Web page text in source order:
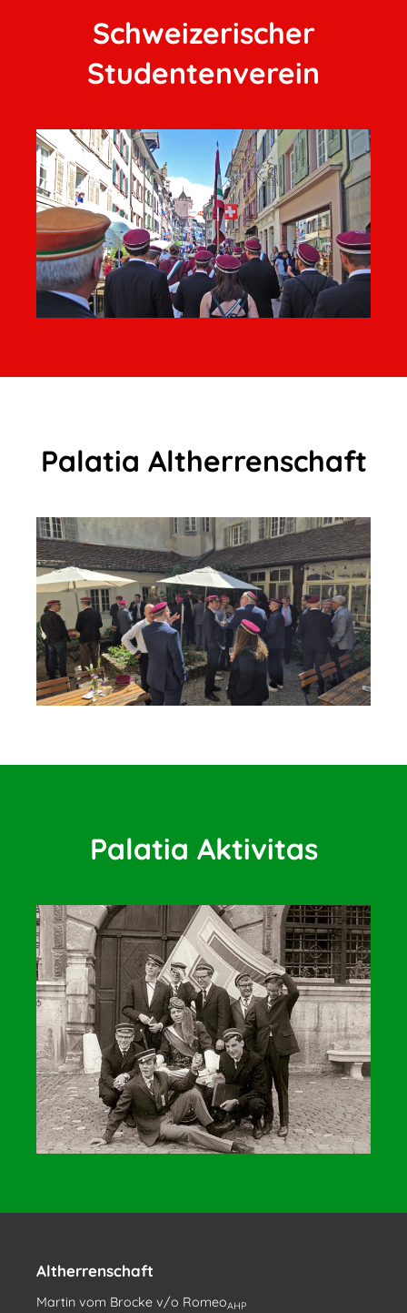
Schweizerischer
Studentenverein
Palatia Altherrenschaft
Palatia Aktivitas
Altherrenschaft
Martin vom Brocke v/o RomeoAHP